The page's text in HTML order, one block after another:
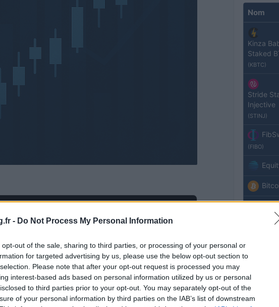
- Do Not Process My Personal Information
opt-out of the sale, sharing to third parties, or processing of your personal or
for targeted advertising by us, please use the below opt-out section to
Please note that after your opt-out request is processed you may
interest-based ads based on personal information utilized by us or personal
to third parties prior to your opt-out. You may separately opt-out of the
of your personal information by third parties on the IAB’s list of downstream
POWERED BYAdhub Media
Nom
Kinza
Staked
(KBTC)
Stride
Injective
(STINJ)
(FIBO)